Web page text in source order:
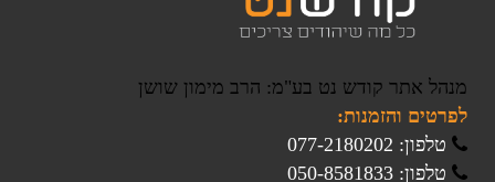
מנהל אתר קודש נט בע"מ: הרב מימון שושן
לפרטים והזמנות:
טלפון: 077-2180202
טלפון: 050-8581833